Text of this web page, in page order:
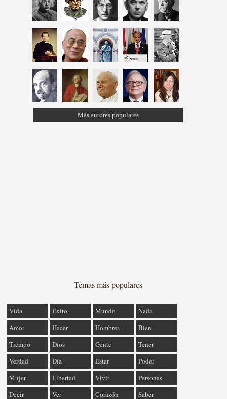
Más autores populares
Temas más populares
Vida Éxito Mundo
Nada
Amor
Hacer Hombres
Bien
Tiempo
Dios Gente
Tener
Verdad
Día Estar
Poder
Mujer
Libertad Vivir
Personas
Decir
Ver Corazón Saber